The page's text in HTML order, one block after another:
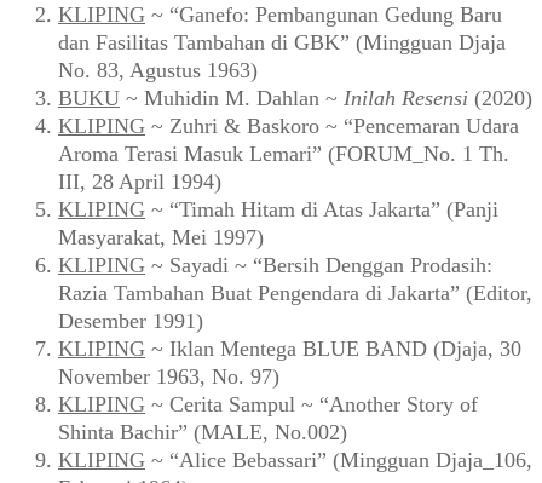
KLIPING ~ “Ganefo: Pembangunan Gedung Baru
dan Fasilitas Tambahan di GBK” (Mingguan Djaja
No. 83, Agustus 1963)
BUKU ~ Muhidin M. Dahlan ~ Inilah Resensi (2020)
KLIPING ~ Zuhri & Baskoro ~ “Pencemaran Udara
Aroma Terasi Masuk Lemari” (FORUM_No. 1 Th.
III, 28 April 1994)
KLIPING ~ “Timah Hitam di Atas Jakarta” (Panji
Masyarakat, Mei 1997)
KLIPING ~ Sayadi ~ “Bersih Denggan Prodasih:
Razia Tambahan Buat Pengendara di Jakarta” (Editor,
Desember 1991)
KLIPING ~ Iklan Mentega BLUE BAND (Djaja, 30
November 1963, No. 97)
KLIPING ~ Cerita Sampul ~ “Another Story of
Shinta Bachir” (MALE, No.002)
KLIPING ~ “Alice Bebassari” (Mingguan Djaja_106,